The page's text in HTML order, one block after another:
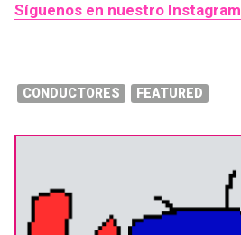
Síguenos en nuestro Instagram
CONDUCTORES FEATURED